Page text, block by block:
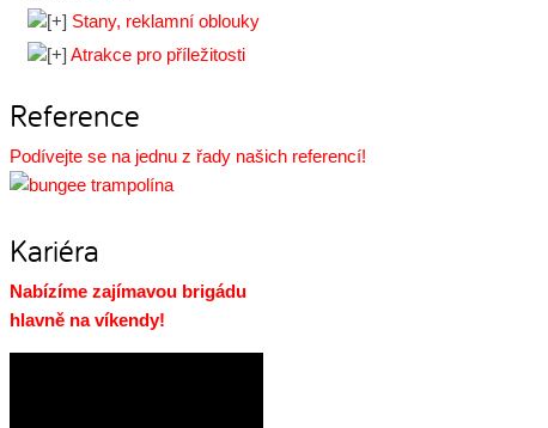
Stany, reklamní oblouky
Atrakce pro příležitosti
Reference
Podívejte se na jednu z řady našich referencí!
Kariéra
Nabízíme zajímavou brigádu
hlavně na víkendy!